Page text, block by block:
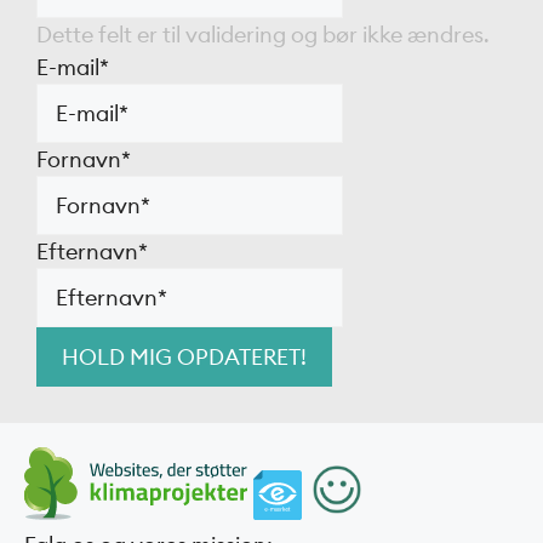
Dette felt er til validering og bør ikke ændres.
E-mail*
Fornavn*
Efternavn*